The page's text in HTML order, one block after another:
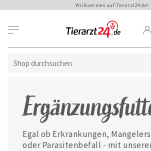
Willkommen auf Tierarzt24.de!
Egal ob Erkrankungen,
oder Parasitenbefall - mit